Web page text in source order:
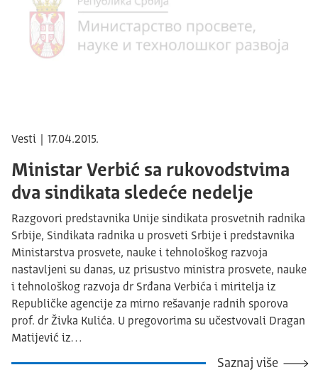
Vesti | 17.04.2015.
Ministar Verbić sa rukovodstvima
dva sindikata sledeće nedelje
Razgovori predstavnika Unije sindikata prosvetnih radnika
Srbije, Sindikata radnika u prosveti Srbije i predstavnika
Ministarstva prosvete, nauke i tehnološkog razvoja
nastavljeni su danas, uz prisustvo ministra prosvete, nauke
i tehnološkog razvoja dr Srđana Verbića i miritelja iz
Republičke agencije za mirno rešavanje radnih sporova
prof. dr Živka Kulića. U pregovorima su učestvovali Dragan
Matijević iz…
Saznaj više